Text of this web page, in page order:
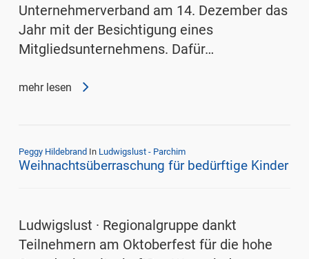
Unternehmerverband am 14. Dezember das
Jahr mit der Besichtigung eines
Mitgliedsunternehmens. Dafür…
mehr lesen
Peggy Hildebrand In Ludwigslust - Parchim
Weihnachtsüberraschung für bedürftige Kinder
Ludwigslust ∙ Regionalgruppe dankt
Teilnehmern am Oktoberfest für die hohe